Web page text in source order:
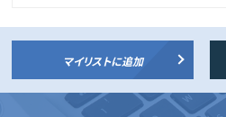
マイリストに追加